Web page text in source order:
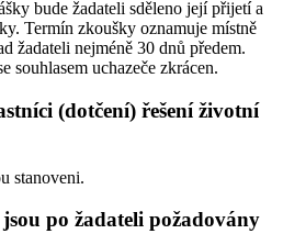
bude žadateli sděleno její přijetí a
Termín zkoušky oznamuje místně
žadateli nejméně 30 dnů předem.
souhlasem uchazeče zkrácen.
(dotčení) řešení životní
stanoveni.
po žadateli požadovány